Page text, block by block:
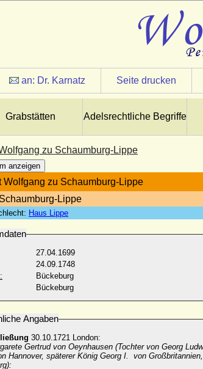
an: Dr. Karnatz Seite drucken
Grabstätten Adelsrechtliche Begriffe
zu Schaumburg-Lippe
anzeigen
Wolfgang zu Schaumburg-Lippe
Lippe
Haus Lippe
27.04.1699
24.09.1748
Bückeburg
Bückeburg
Angaben
30.10.1721 London:
Gertrud von Oeynhausen (Tochter von Georg
Hannover, späterer König Georg I. von